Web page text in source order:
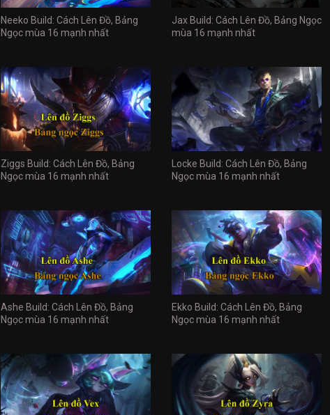
Neeko Build: Cách Lên Đồ, Bảng
Ngọc mùa 16 mạnh nhất
Jax Build: Cách Lên Đồ, Bảng Ngọc
mùa 16 mạnh nhất
Ziggs Build: Cách Lên Đồ, Bảng
Ngọc mùa 16 mạnh nhất
Locke Build: Cách Lên Đồ, Bảng
Ngọc mùa 16 mạnh nhất
Ashe Build: Cách Lên Đồ, Bảng
Ngọc mùa 16 mạnh nhất
Ekko Build: Cách Lên Đồ, Bảng
Ngọc mùa 16 mạnh nhất